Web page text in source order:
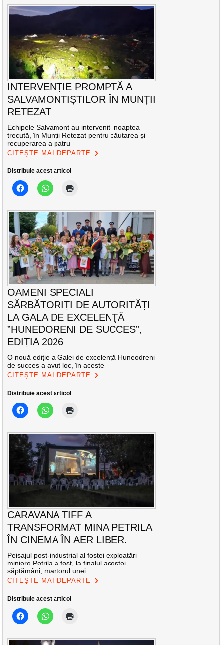
INTERVENȚIE PROMPTĂ A
SALVAMONTIȘTILOR ÎN MUNȚII
RETEZAT
Echipele Salvamont au intervenit, noaptea
trecută, în Munții Retezat pentru căutarea și
recuperarea a patru
CITEȘTE MAI DEPARTE
Distribuie acest articol
OAMENI SPECIALI
SĂRBĂTORIȚI DE AUTORITĂȚI
LA GALA DE EXCELENŢĂ
”HUNEDORENI DE SUCCES”,
EDIȚIA 2026
O nouă ediție a Galei de excelență Huneodreni
de succes a avut loc, în aceste
CITEȘTE MAI DEPARTE
Distribuie acest articol
CARAVANA TIFF A
TRANSFORMAT MINA PETRILA
ÎN CINEMA ÎN AER LIBER.
Peisajul post-industrial al fostei exploatări
miniere Petrila a fost, la finalul acestei
săptămâni, martorul unei
CITEȘTE MAI DEPARTE
Distribuie acest articol